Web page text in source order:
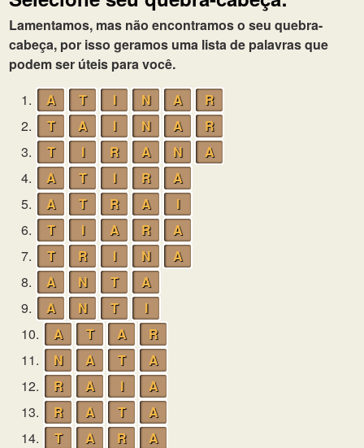
todas
as
letras
do
quebra-
cabeça:
Lamentamos, mas não encontramos o seu quebra-
cabeça, por isso geramos uma lista de palavras que
podem ser úteis para você.
1.
A T I N A
R
2.
T A I N A
R
3.
T I R A N
A
4.
A T I R
A
5.
A T R A
I
6.
T I A R
A
7.
T R I N
A
8.
A N T
A
9.
A N T
I
10.
A T A
R
11.
N A T
A
12.
R A I
A
13.
R A T
A
14.
T A R
A